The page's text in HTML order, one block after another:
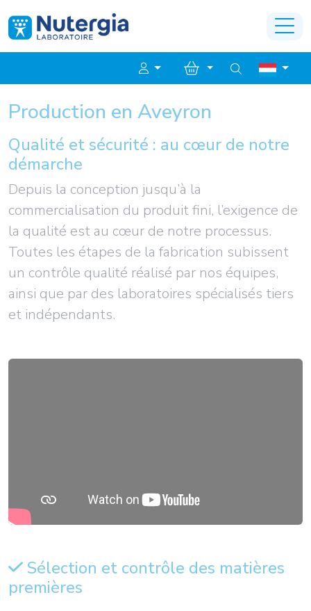
Production en Aveyron
Qualité et sécurité : au cœur de notre
démarche
Depuis la conception jusqu’à la
commercialisation du produit fini, l’exigence de
la qualité est au cœur de notre processus.
Toutes les étapes de la fabrication subissent
un contrôle qualité réalisé par nos équipes,
ainsi que par des laboratoires spécialisés tiers
et indépendants.
Sélection et contrôle des matières
premières